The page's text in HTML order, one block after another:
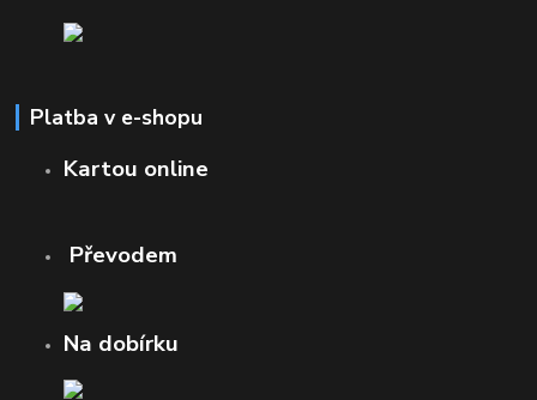
Platba v e-shopu
Kartou online
Převodem
Na dobírku